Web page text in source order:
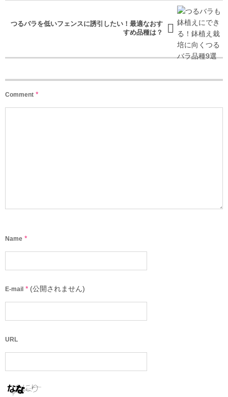
つるバラを低いフェンスに誘引したい！最適なおす
すめ品種は？
Comment *
Name *
E-mail * (公開されません)
URL